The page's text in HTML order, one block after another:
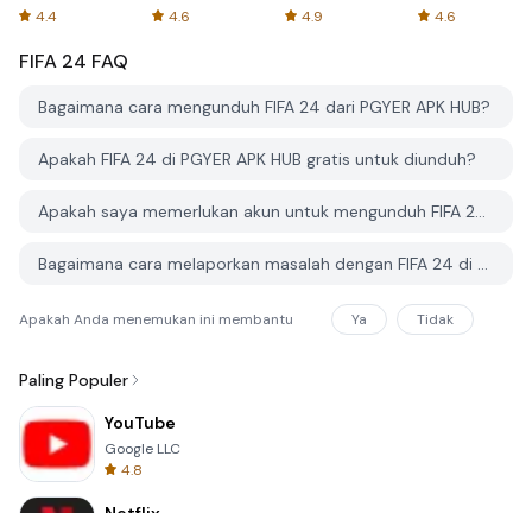
4.4
Spreadsheets
4.6 4.9
AFTVnews
4.6
FIFA 24 FAQ
Bagaimana cara mengunduh FIFA 24 dari PGYER APK HUB?
Apakah FIFA 24 di PGYER APK HUB gratis untuk diunduh?
Apakah saya memerlukan akun untuk mengunduh FIFA 24 dari PGYER APK HUB?
Bagaimana cara melaporkan masalah dengan FIFA 24 di PGYER APK HUB?
Apakah Anda menemukan ini membantu Ya Tidak
Paling Populer
YouTube
Google LLC
4.8